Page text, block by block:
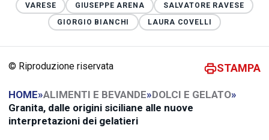
VARESE
GIUSEPPE ARENA
SALVATORE RAVESE
GIORGIO BIANCHI
LAURA COVELLI
© Riproduzione riservata STAMPA
HOME»ALIMENTI E BEVANDE»DOLCI E GELATO»
Granita, dalle origini siciliane alle nuove
interpretazioni dei gelatieri